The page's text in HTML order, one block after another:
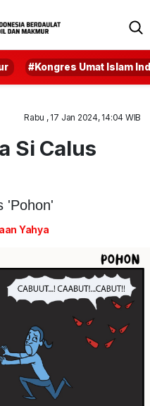
#Kongres Umat Islam
Rabu , 17 Jan 2024, 14:04 WIB
Si Calus
'Pohon'
Yahya